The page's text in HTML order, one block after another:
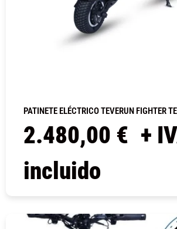
PATINETE ELÉCTRICO TEVERUN FIGHTER
2.480,00 € +
incluido